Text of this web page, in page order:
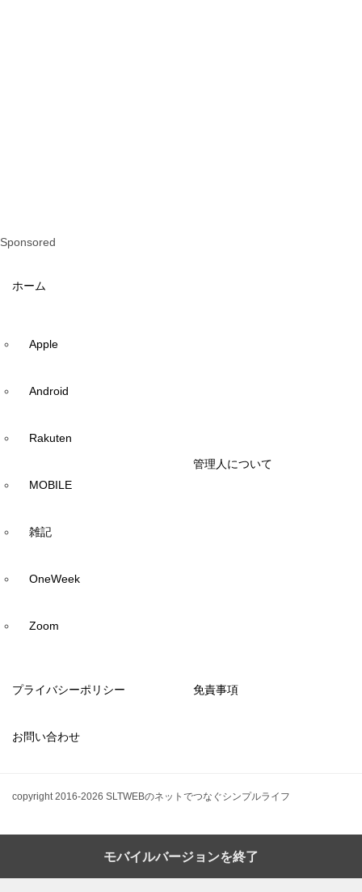
Sponsored
ホーム
Apple
Android
Rakuten
MOBILE
雑記
OneWeek
Zoom
管理人について
プライバシーポリシー 免責事項
お問い合わせ
copyright 2016-2026 SLTWEBのネットでつなぐシンプルライフ
モバイルバージョンを終了